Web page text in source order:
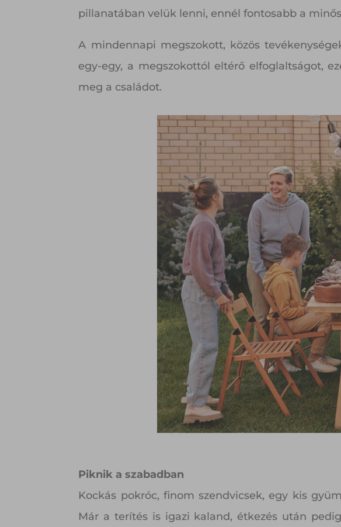
pillanatában velük lenni, ennél fontosabb a
A mindennapi megszokott, közös
egy-egy, a megszokottól eltérő elfoglaltságot,
meg a családot.
Piknik a szabadban
Kockás pokróc, finom szendvicsek, egy kis
Már a terítés is igazi kaland, étkezés után